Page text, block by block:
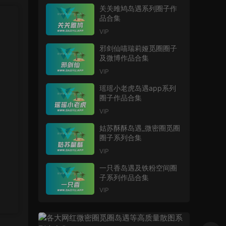
关关雎鸠岛遇系列圈子作
品合集
VIP
邪剑仙喵瑞莉娅觅圈圈子
及微博作品合集
VIP
瑶瑶小老虎岛遇app系列
圈子作品合集
VIP
姑苏酥酥岛遇_微密圈觅圈
圈子系列合集
VIP
一只香岛遇及铁粉空间圈
子系列作品合集
VIP